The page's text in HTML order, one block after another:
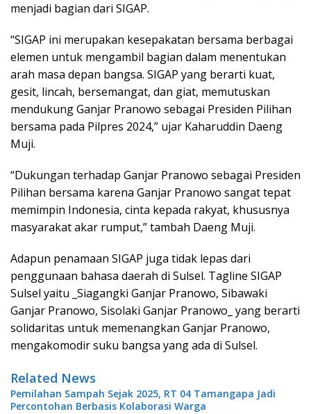
menjadi bagian dari SIGAP.
“SIGAP ini merupakan kesepakatan bersama berbagai
elemen untuk mengambil bagian dalam menentukan
arah masa depan bangsa. SIGAP yang berarti kuat,
gesit, lincah, bersemangat, dan giat, memutuskan
mendukung Ganjar Pranowo sebagai Presiden Pilihan
bersama pada Pilpres 2024,” ujar Kaharuddin Daeng
Muji.
“Dukungan terhadap Ganjar Pranowo sebagai Presiden
Pilihan bersama karena Ganjar Pranowo sangat tepat
memimpin Indonesia, cinta kepada rakyat, khususnya
masyarakat akar rumput,” tambah Daeng Muji.
Adapun penamaan SIGAP juga tidak lepas dari
penggunaan bahasa daerah di Sulsel. Tagline SIGAP
Sulsel yaitu _Siagangki Ganjar Pranowo, Sibawaki
Ganjar Pranowo, Sisolaki Ganjar Pranowo_ yang berarti
solidaritas untuk memenangkan Ganjar Pranowo,
mengakomodir suku bangsa yang ada di Sulsel.
Related News
Pemilahan Sampah Sejak 2025, RT 04 Tamangapa Jadi
Percontohan Berbasis Kolaborasi Warga